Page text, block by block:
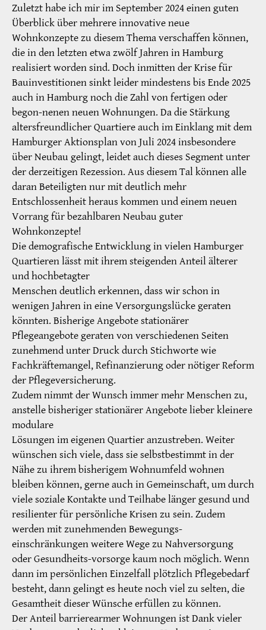
Zuletzt habe ich mir im September 2024 einen guten
Überblick über mehrere innovative neue
Wohnkonzepte zu diesem Thema verschaffen können,
die in den letzten etwa zwölf Jahren in Hamburg
realisiert worden sind. Doch inmitten der Krise für
Bauinvestitionen sinkt leider mindestens bis Ende 2025
auch in Hamburg noch die Zahl von fertigen oder
begon-nenen neuen Wohnungen. Da die Stärkung
altersfreundlicher Quartiere auch im Einklang mit dem
Hamburger Aktionsplan von Juli 2024 insbesondere
über Neubau gelingt, leidet auch dieses Segment unter
der derzeitigen Rezession. Aus diesem Tal können alle
daran Beteiligten nur mit deutlich mehr
Entschlossenheit heraus kommen und einem neuen
Vorrang für bezahlbaren Neubau guter
Wohnkonzepte!
Die demografische Entwicklung in vielen Hamburger
Quartieren lässt mit ihrem steigenden Anteil älterer
und hochbetagter
Menschen deutlich erkennen, dass wir schon in
wenigen Jahren in eine Versorgungslücke geraten
könnten. Bisherige Angebote stationärer
Pflegeangebote geraten von verschiedenen Seiten
zunehmend unter Druck durch Stichworte wie
Fachkräftemangel, Refinanzierung oder nötiger Reform
der Pflegeversicherung.
Zudem nimmt der Wunsch immer mehr Menschen zu,
anstelle bisheriger stationärer Angebote lieber kleinere
modulare
Lösungen im eigenen Quartier anzustreben. Weiter
wünschen sich viele, dass sie selbstbestimmt in der
Nähe zu ihrem bisherigem Wohnumfeld wohnen
bleiben können, gerne auch in Gemeinschaft, um durch
viele soziale Kontakte und Teilhabe länger gesund und
resilienter für persönliche Krisen zu sein. Zudem
werden mit zunehmenden Bewegungs-
einschränkungen weitere Wege zu Nahversorgung
oder Gesundheits-vorsorge kaum noch möglich. Wenn
dann im persönlichen Einzelfall plötzlich Pflegebedarf
besteht, dann gelingt es heute noch viel zu selten, die
Gesamtheit dieser Wünsche erfüllen zu können.
Der Anteil barrierearmer Wohnungen ist Dank vieler